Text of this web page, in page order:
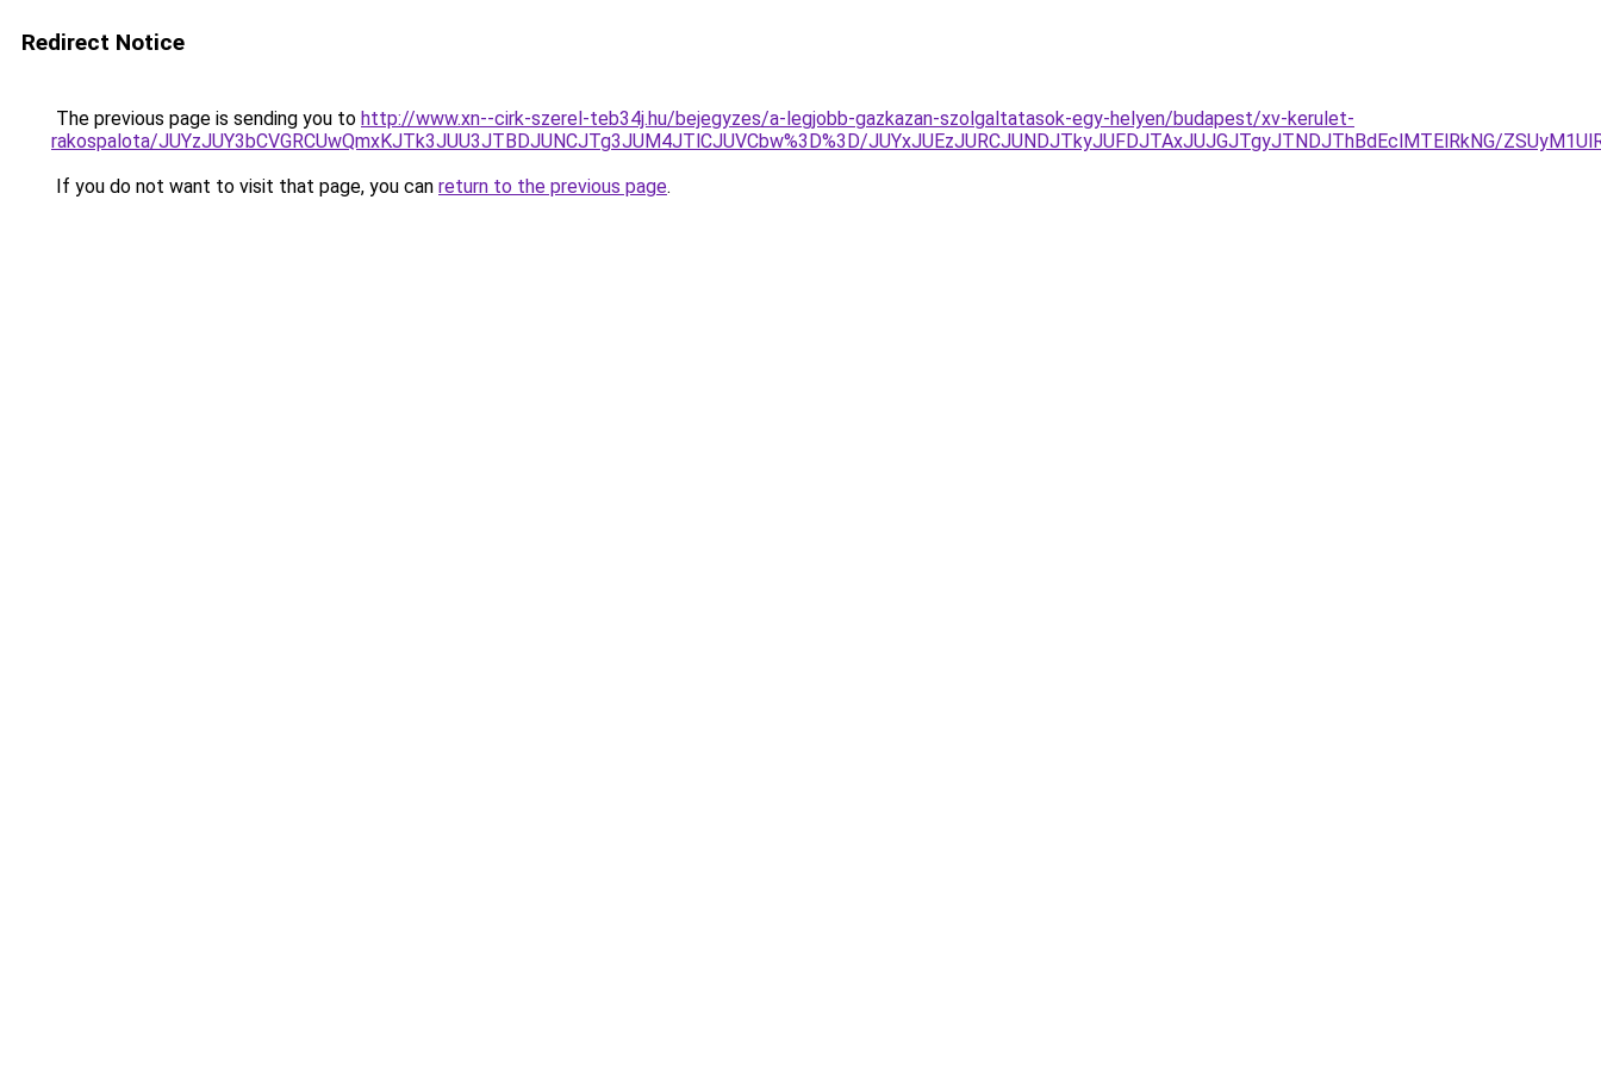
Redirect Notice
The previous page is sending you to http://www.xn--cirk-szerel-teb34j.hu/bejegyzes/a-legjobb-gazkazan-szolgaltatasok-egy-helyen/budapest/xv-kerulet-
rakospalota/JUYzJUY3bCVGRCUwQmxKJTk3JUU3JTBDJUNCJTg3JUM4JTlCJUVCbw%3D%3D/JUYxJUEzJURCJUNDJTkyJUFDJTAxJUJGJTgyJTNDJThBdEclMTElRkNG/
If you do not want to visit that page, you can return to the previous page.